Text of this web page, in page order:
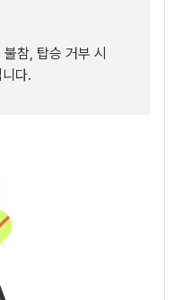
참, 탑승 거부 시
다.